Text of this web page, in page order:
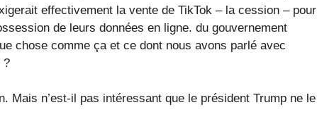
effectivement la vente de TikTok – la cession – pour
de leurs données en ligne. du gouvernement
chose comme ça et ce dont nous avons parlé avec
?
Mais n’est-il pas intéressant que le président Trump ne le